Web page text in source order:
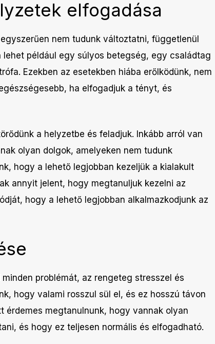
elfogadása
nem tudunk változtatni, függetlenül
például egy súlyos betegség, egy családtag
Ezekben az esetekben hiába erőlködünk, nem
ha elfogadjuk a tényt, és
a helyzetbe és feladjuk. Inkább arról van
olyan dolgok, amelyeken nem tudunk
hogy a lehető legjobban kezeljük a kialakult
annyit jelent, hogy megtanuljuk kezelni az
hogy a lehető legjobban alkalmazkodjunk az
problémát, az rengeteg stresszel és
hogy valami rosszul sül el, és ez hosszú távon
érdemes megtanulnunk, hogy vannak olyan
és hogy ez teljesen normális és elfogadható.